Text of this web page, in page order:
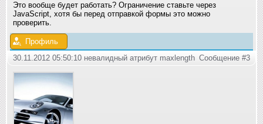
Это вообще будет работать? Ограничение ставьте через
JavaScript, хотя бы перед отправкой формы это можно
проверить.
Профиль
30.11.2012 05:50:10 невалидный атрибут maxlength Сообщение #3